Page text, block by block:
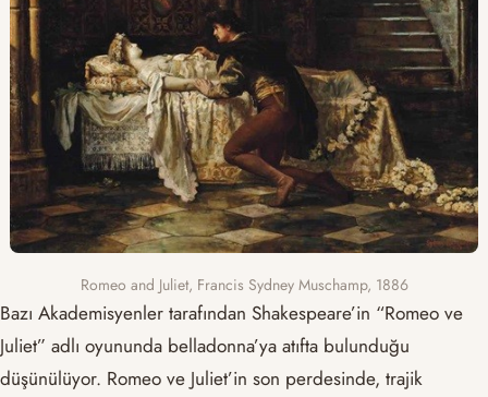
Romeo and Juliet, Francis Sydney Muschamp, 1886
Bazı Akademisyenler tarafından Shakespeare’in “Romeo ve
Juliet” adlı oyununda belladonna’ya atıfta bulunduğu
düşünülüyor. Romeo ve Juliet’in son perdesinde, trajik